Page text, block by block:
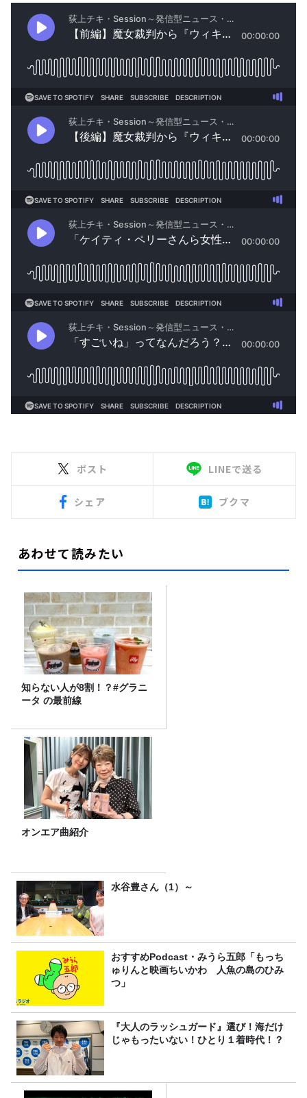
ポスト LINEで送る
シェア ブクマ
あわせて読みたい
知らない人が8割！？#グラニ
ータ の最前線
オンエア曲紹介
水谷豊さん（1）～
おすすめPodcast・みうら五郎「もっち
ゅりんと映画ちいかわ 人魚の島のひみ
つ」
『大人のラッシュガード』選び！海だけ
じゃもったいない！ひとり１着時代！？